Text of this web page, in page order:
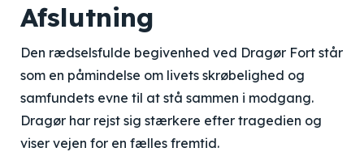
Afslutning
Den rædselsfulde begivenhed ved Dragør Fort står
som en påmindelse om livets skrøbelighed og
samfundets evne til at stå sammen i modgang.
Dragør har rejst sig stærkere efter tragedien og
viser vejen for en fælles fremtid.